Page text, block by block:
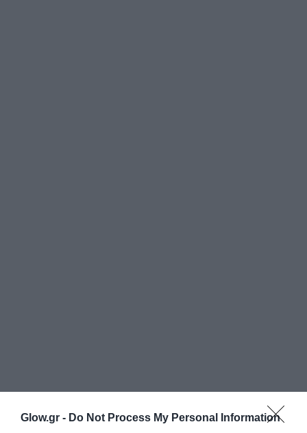
Glow.gr - Do Not Process My Personal Information